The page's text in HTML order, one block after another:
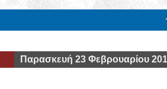
Παρασκευή 23 Φεβρουαρίου